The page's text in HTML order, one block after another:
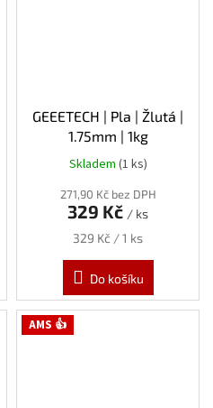
GEEETECH | Pla | Žlutá |
1.75mm | 1kg
Skladem (1 ks)
271,90 Kč bez DPH
329 Kč / ks
Měrná
329 Kč / 1 ks
Do košíku
AMS 👍